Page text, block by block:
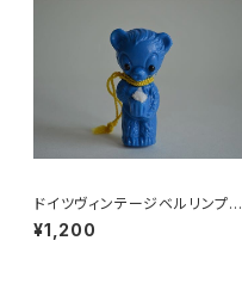
ドイツヴィンテージベルリンプラ
ベア青215
¥1,200